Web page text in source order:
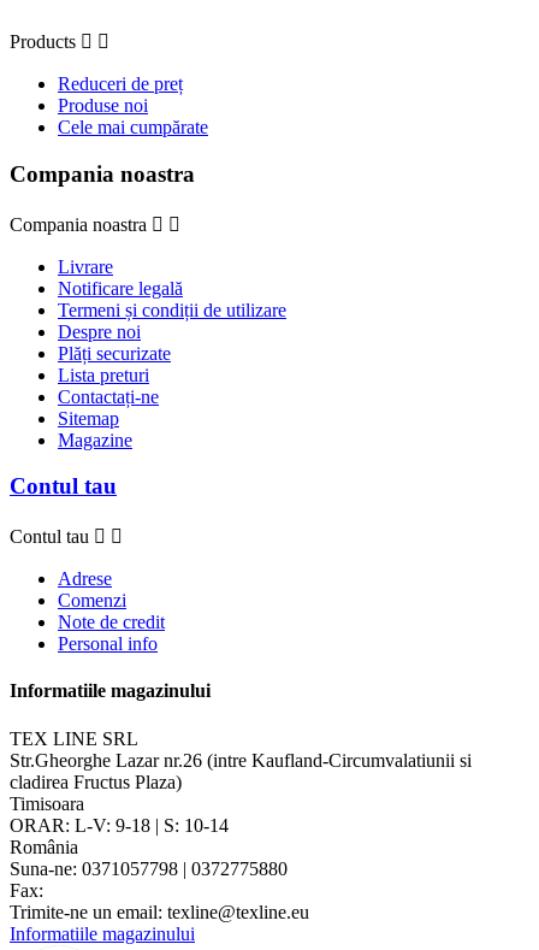
Products  
Reduceri de preț
Produse noi
Cele mai cumpărate
Compania noastra
Compania noastra  
Livrare
Notificare legală
Termeni și condiții de utilizare
Despre noi
Plăți securizate
Lista preturi
Contactați-ne
Sitemap
Magazine
Contul tau
Contul tau  
Adrese
Comenzi
Note de credit
Personal info
Informatiile magazinului
TEX LINE SRL
Str.Gheorghe Lazar nr.26 (intre Kaufland-Circumvalatiunii si
cladirea Fructus Plaza)
Timisoara
ORAR: L-V: 9-18 | S: 10-14
România
Suna-ne: 0371057798 | 0372775880
Fax:
Trimite-ne un email: texline@texline.eu
Informatiile magazinului